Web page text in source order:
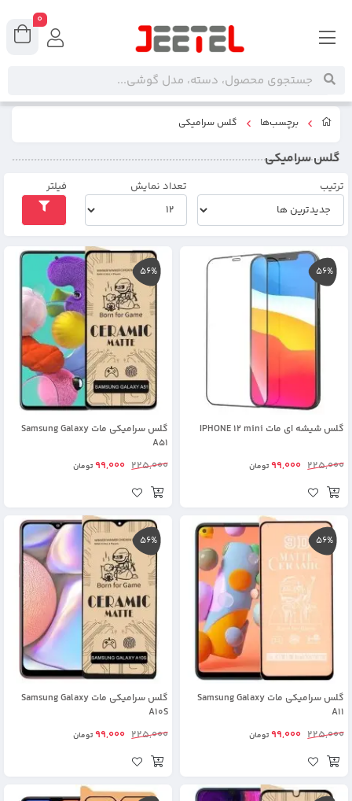
برچسب‌ها گلس سرامیکی
گلس سرامیکی
ترتیب تعداد نمایش فیلتر
56%
گلس شیشه ای مات IPHONE 12 mini
225,000
99,000تومان
56%
گلس سرامیکی مات Samsung Galaxy
A51
225,000
99,000تومان
56%
گلس سرامیکی مات Samsung Galaxy
A11
225,000
99,000تومان
56%
گلس سرامیکی مات Samsung Galaxy
A10S
225,000
99,000تومان
0